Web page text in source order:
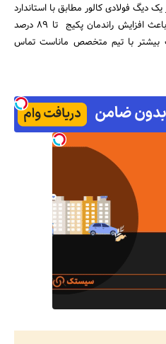
دیگ فولادی کالور مطابق با استاندارد
های اروپایی استفاده شده است که باعث افزایش راندمان پکیج تا 89 درصد
با تیم متخصص ماناست تماس